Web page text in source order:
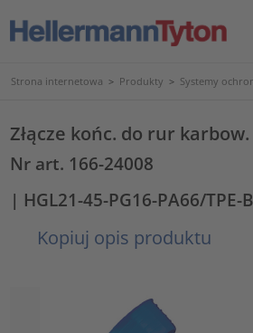
Strona internetowa > Produkty > Systemy
Złącze końc. do rur
Nr art. 166-24008
| HGL21-45-PG16-PA66/TPE-
Kopiuj opis produktu